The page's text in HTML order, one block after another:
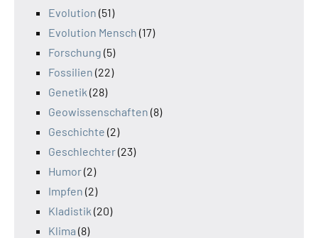
Evolution (51)
Evolution Mensch (17)
Forschung (5)
Fossilien (22)
Genetik (28)
Geowissenschaften (8)
Geschichte (2)
Geschlechter(23)
Humor(2)
Impfen (2)
Kladistik (20)
Klima (8)